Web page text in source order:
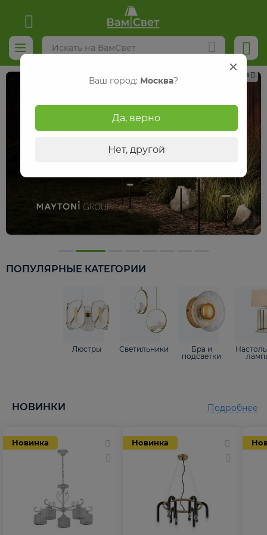
Реклама
ПОПУЛЯРНЫЕ КАТЕГОРИИ
Люстры Светильники
Бра и
подсветки
НОВИНКИ
Новинка Новинка
Подробнее
Ваш город: Москва?
Да, верно
Нет, другой